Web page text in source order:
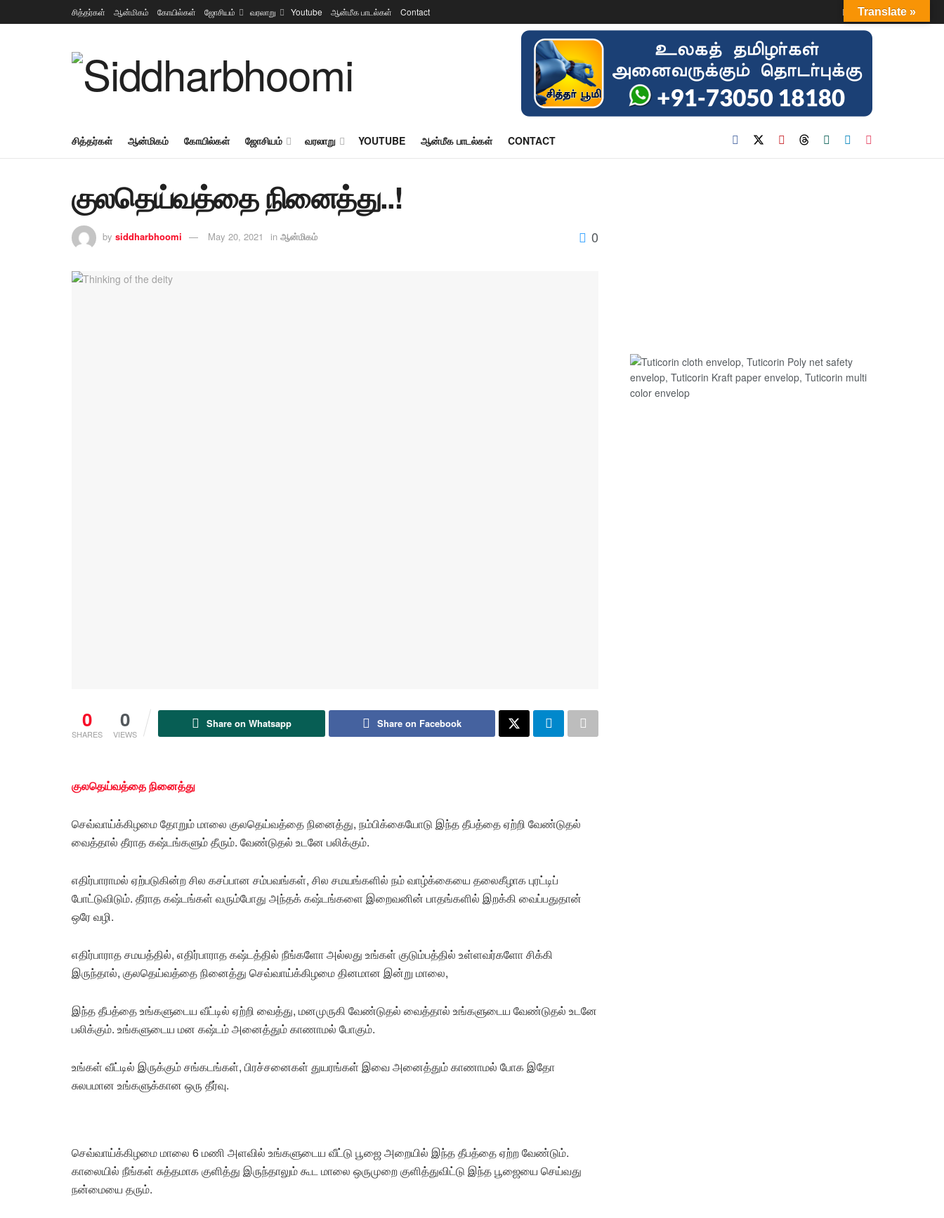
சித்தர்கள் ஆன்மிகம் கோயில்கள் ஜோசியம் வரலாறு Youtube ஆன்மீக பாடல்கள் Contact Login
சித்தர்கள் ஆன்மிகம் கோயில்கள் ஜோசியம் வரலாறு YOUTUBE ஆன்மீக பாடல்கள் CONTACT
குலதெய்வத்தை நினைத்து..!
by siddharbhoomi May 20, 2021 in ஆன்மிகம் 0
0
SHARES
0
VIEWS
Share on Whatsapp Share on Facebook
குலதெய்வத்தை நினைத்து
செவ்வாய்க்கிழமை தோறும் மாலை குலதெய்வத்தை நினைத்து, நம்பிக்கையோடு இந்த தீபத்தை ஏற்றி வேண்டுதல்
வைத்தால் தீராத கஷ்டங்களும் தீரும். வேண்டுதல் உடனே பலிக்கும்.
எதிர்பாராமல் ஏற்படுகின்ற சில கசப்பான சம்பவங்கள், சில சமயங்களில் நம் வாழ்க்கையை தலைகீழாக புரட்டிப்
போட்டுவிடும். தீராத கஷ்டங்கள் வரும்போது அந்தக் கஷ்டங்களை இறைவனின் பாதங்களில் இறக்கி வைப்பதுதான்
ஒரே வழி.
எதிர்பாராத சமயத்தில், எதிர்பாராத கஷ்டத்தில் நீங்களோ அல்லது உங்கள் குடும்பத்தில் உள்ளவர்களோ சிக்கி
இருந்தால், குலதெய்வத்தை நினைத்து செவ்வாய்க்கிழமை தினமான இன்று மாலை,
இந்த தீபத்தை உங்களுடைய வீட்டில் ஏற்றி வைத்து, மனமுருகி வேண்டுதல் வைத்தால் உங்களுடைய வேண்டுதல் உடனே
பலிக்கும். உங்களுடைய மன கஷ்டம் அனைத்தும் காணாமல் போகும்.
உங்கள் வீட்டில் இருக்கும் சங்கடங்கள், பிரச்சனைகள் துயரங்கள் இவை அனைத்தும் காணாமல் போக இதோ
சுலபமான உங்களுக்கான ஒரு தீர்வு.
செவ்வாய்க்கிழமை மாலை 6 மணி அளவில் உங்களுடைய வீட்டு பூஜை அறையில் இந்த தீபத்தை ஏற்ற வேண்டும்.
காலையில் நீங்கள் சுத்தமாக குளித்து இருந்தாலும் கூட மாலை ஒருமுறை குளித்துவிட்டு இந்த பூஜையை செய்வது
நன்மையை தரும்.
Translate »